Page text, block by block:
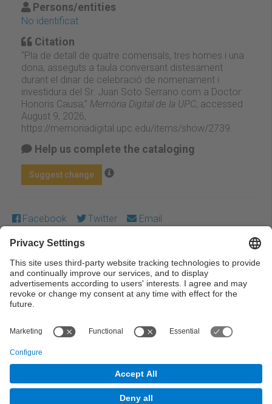
Persons/entities
No identificat
Citation
“Pla de detall de quatre comensals, tres homes i una
dona, asseguts a taula conversant distesament
durant el dinar de celebració de nomenament i
investidura del Sr. Juan Soto Serrano com a Doctor
Honoris Causa,” Memòria Digital de la UPC, accessed
August 9, 2026,
https://memoriadigital.upc.edu/items/show/2739
Help us complete the cataloging
Suggest change
Facebook Twitter Email
Except where otherwise noted, content on this work is
licensed under a Creative Commons license:Attribution-
NonCommercial-NoDerivs 3.0 Spain
© UPC Universitat Politècnica de Catalunya ·